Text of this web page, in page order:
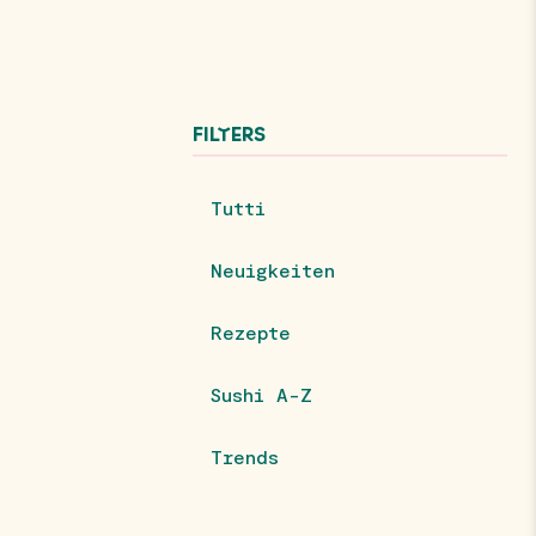
FILTERS
Tutti
Neuigkeiten
Rezepte
Sushi A-Z
Trends